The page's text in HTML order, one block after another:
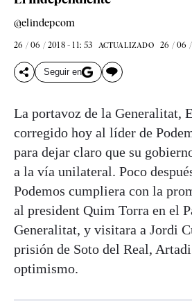
@elindepcom
26 / 06 / 2018 - 11: 53 ACTUALIZADO 26 / 06 /
Seguir en
La portavoz de la Generalitat,
corregido hoy al líder de
para dejar claro que su
a la vía unilateral. Poco
Podemos cumpliera con la
al president Quim Torra en el
Generalitat, y visitara a Jordi
prisión de Soto del Real,
optimismo.